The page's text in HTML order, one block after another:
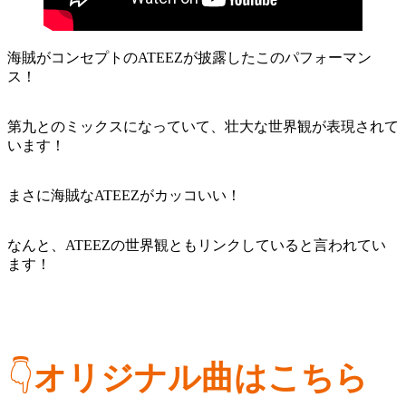
海賊がコンセプトのATEEZが披露したこのパフォーマン
ス！
第九とのミックスになっていて、壮大な世界観が表現されて
います！
まさに海賊なATEEZがカッコいい！
なんと、ATEEZの世界観ともリンクしていると言われてい
ます！
👇オリジナル曲はこちら